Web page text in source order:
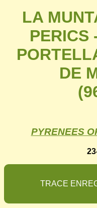
LA
PERICS
DE
PYRENEES
TRACE EN RE